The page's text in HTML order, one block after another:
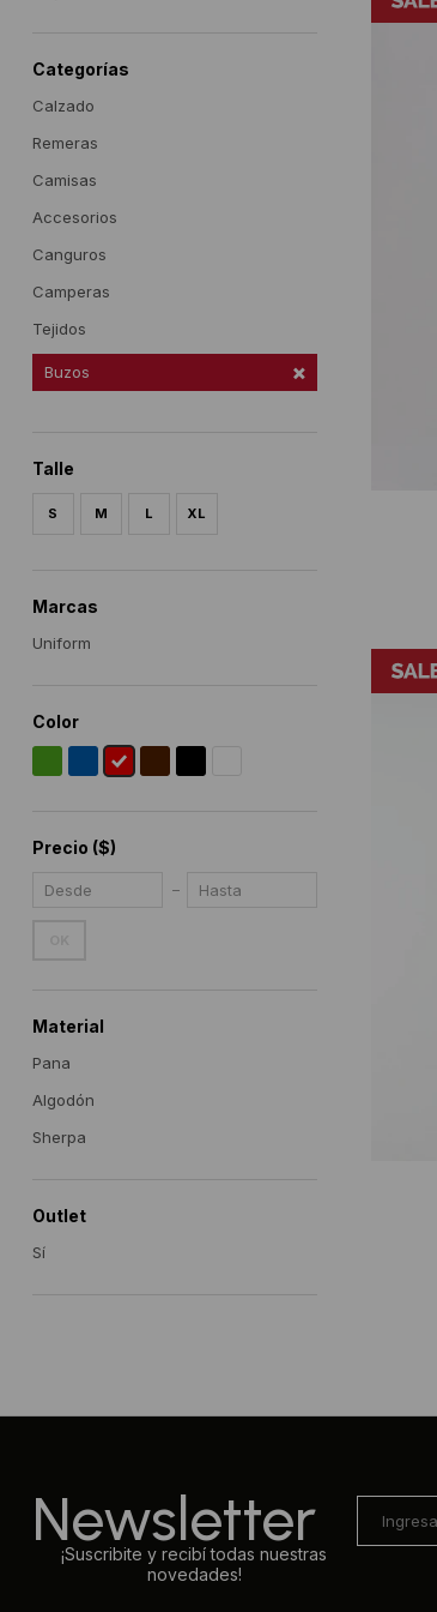
Categorías
Calzado
Remeras
Camisas
Accesorios
Canguros
Camperas
Tejidos
Buzos
Talle
S M L XL
Marcas
Uniform
Color
Precio ($)
Material
Pana
Algodón
Sherpa
Outlet
Sí
Newsletter
¡Suscribite y recibí todas nuestras
novedades!